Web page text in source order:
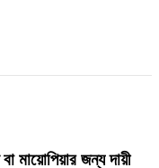
মায়োপিয়ার জন্য দায়ী